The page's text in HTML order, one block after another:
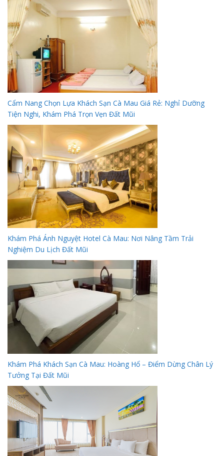
Cẩm Nang Chọn Lựa Khách Sạn Cà Mau Giá Rẻ: Nghỉ Dưỡng
Tiện Nghi, Khám Phá Trọn Vẹn Đất Mũi
Khám Phá Ánh Nguyệt Hotel Cà Mau: Nơi Nâng Tầm Trải
Nghiệm Du Lịch Đất Mũi
Khám Phá Khách Sạn Cà Mau: Hoàng Hổ – Điểm Dừng Chân Lý
Tưởng Tại Đất Mũi